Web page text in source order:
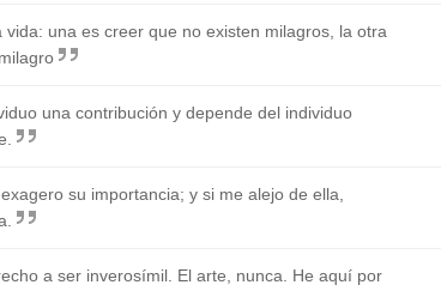
vida: una es creer que no existen milagros, la otra
una contribución y depende del individuo
su importancia; y si me alejo de ella,
a ser inverosímil. El arte, nunca. He aquí por